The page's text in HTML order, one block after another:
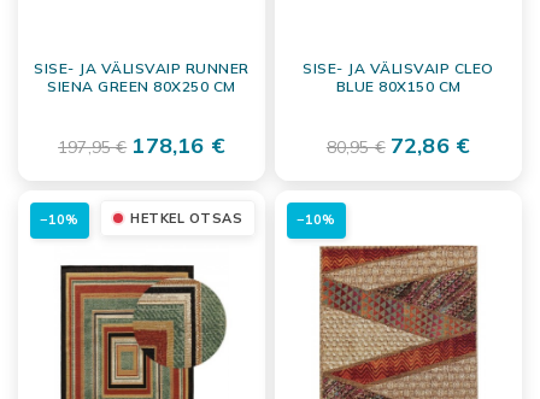
SISE- JA VÄLISVAIP RUNNER
SIENA GREEN 80X250 CM
197,95 € 178,16 €
SISE- JA VÄLISVAIP CLEO
BLUE 80X150 CM
80,95 € 72,86 €
HETKEL OTSAS
−10% −10%